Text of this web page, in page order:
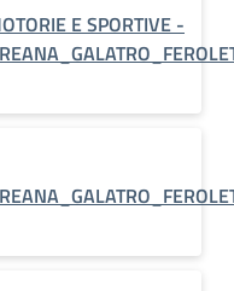
E SPORTIVE -